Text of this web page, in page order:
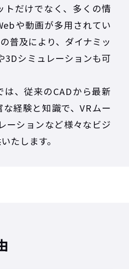
トだけでなく、多くの情
や動画が多用されてい
普及により、ダイナミッ
3Dシミュレーションも可
は、従来のCADから最新
経験と知識で、VRムー
ーションなど様々なビジ
たします。